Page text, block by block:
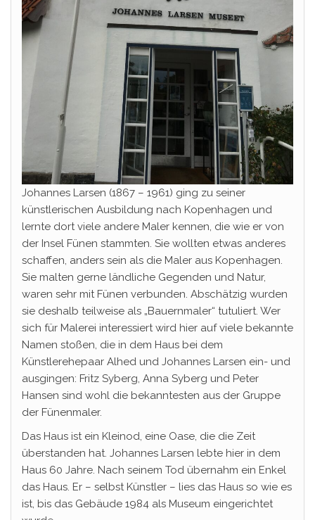
Johannes Larsen (1867 – 1961) ging zu seiner
künstlerischen Ausbildung nach Kopenhagen und
lernte dort viele andere Maler kennen, die wie er von
der Insel Fünen stammten. Sie wollten etwas anderes
schaffen, anders sein als die Maler aus Kopenhagen.
Sie malten gerne ländliche Gegenden und Natur,
waren sehr mit Fünen verbunden. Abschätzig wurden
sie deshalb teilweise als „Bauernmaler“ tutuliert. Wer
sich für Malerei interessiert wird hier auf viele bekannte
Namen stoßen, die in dem Haus bei dem
Künstlerehepaar Alhed und Johannes Larsen ein- und
ausgingen: Fritz Syberg, Anna Syberg und Peter
Hansen sind wohl die bekanntesten aus der Gruppe
der Fünenmaler.
Das Haus ist ein Kleinod, eine Oase, die die Zeit
überstanden hat. Johannes Larsen lebte hier in dem
Haus 60 Jahre. Nach seinem Tod übernahm ein Enkel
das Haus. Er – selbst Künstler – lies das Haus so wie es
ist, bis das Gebäude 1984 als Museum eingerichtet